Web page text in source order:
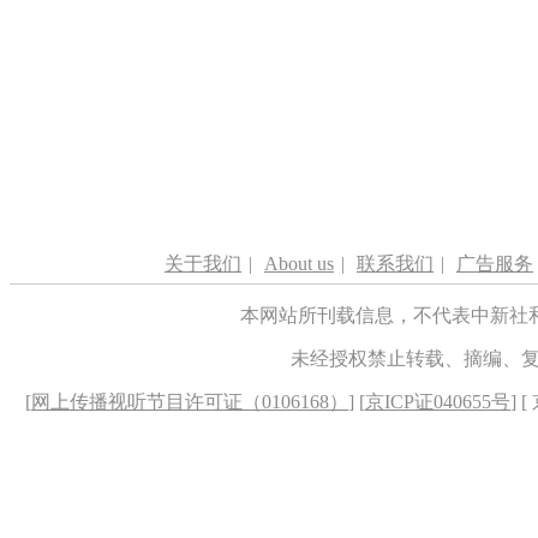
关于我们 | About us | 联系我们 | 广告服务
本网站所刊载信息，不代表中新
未经授权禁止转载、摘编、
[网上传播视听节目许可证（0106168） ] [京ICP证040655号] [